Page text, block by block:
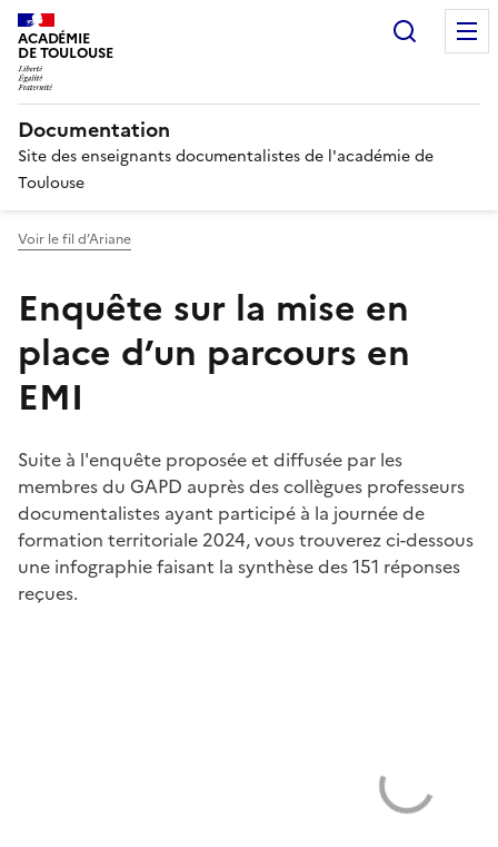
ACADÉMIE
DE TOULOUSE
Documentation
Site des enseignants documentalistes de l'académie de
Toulouse
Voir le fil d’Ariane
Enquête sur la mise en
place d’un parcours en
EMI
Suite à l'enquête proposée et diffusée par les
membres du GAPD auprès des collègues professeurs
documentalistes ayant participé à la journée de
formation territoriale 2024, vous trouverez ci-dessous
une infographie faisant la synthèse des 151 réponses
reçues.